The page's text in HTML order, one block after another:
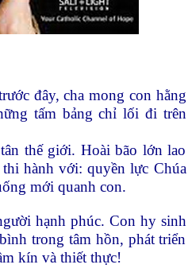
đây, cha mong con hằng
tấm bảng chỉ lối đi trên
thế giới. Hoài bão lớn lao
hành với: quyền lực Chúa
mới quanh con.
hạnh phúc. Con hy sinh
trong tâm hồn, phát triển
kín và thiết thực!